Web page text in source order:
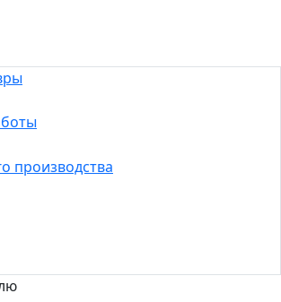
производства